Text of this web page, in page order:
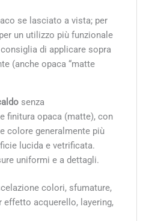
se lasciato a vista; per
un utilizzo più funzionale
di applicare sopra
(anche opaca “matte
senza
finitura opaca (matte), con
colore generalmente più
lucida e vetrificata.
uniformi e a dettagli.
colori, sfumature,
effetto acquerello, layering,